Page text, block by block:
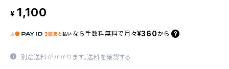
¥ 1,100
なら 手数料無料で 月々¥360 から
別途送料がかかります。送料を確認する